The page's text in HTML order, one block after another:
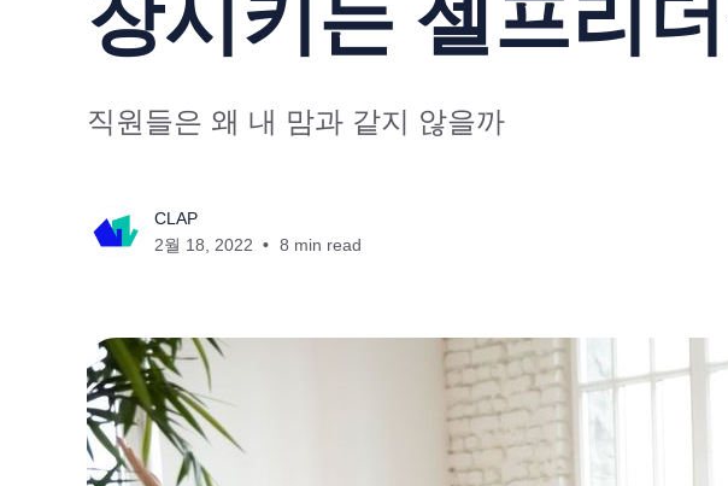
장시키는 셀프리
직원들은 왜 내 맘과 같지 않을까
CLAP
2월 18, 2022
8 min read